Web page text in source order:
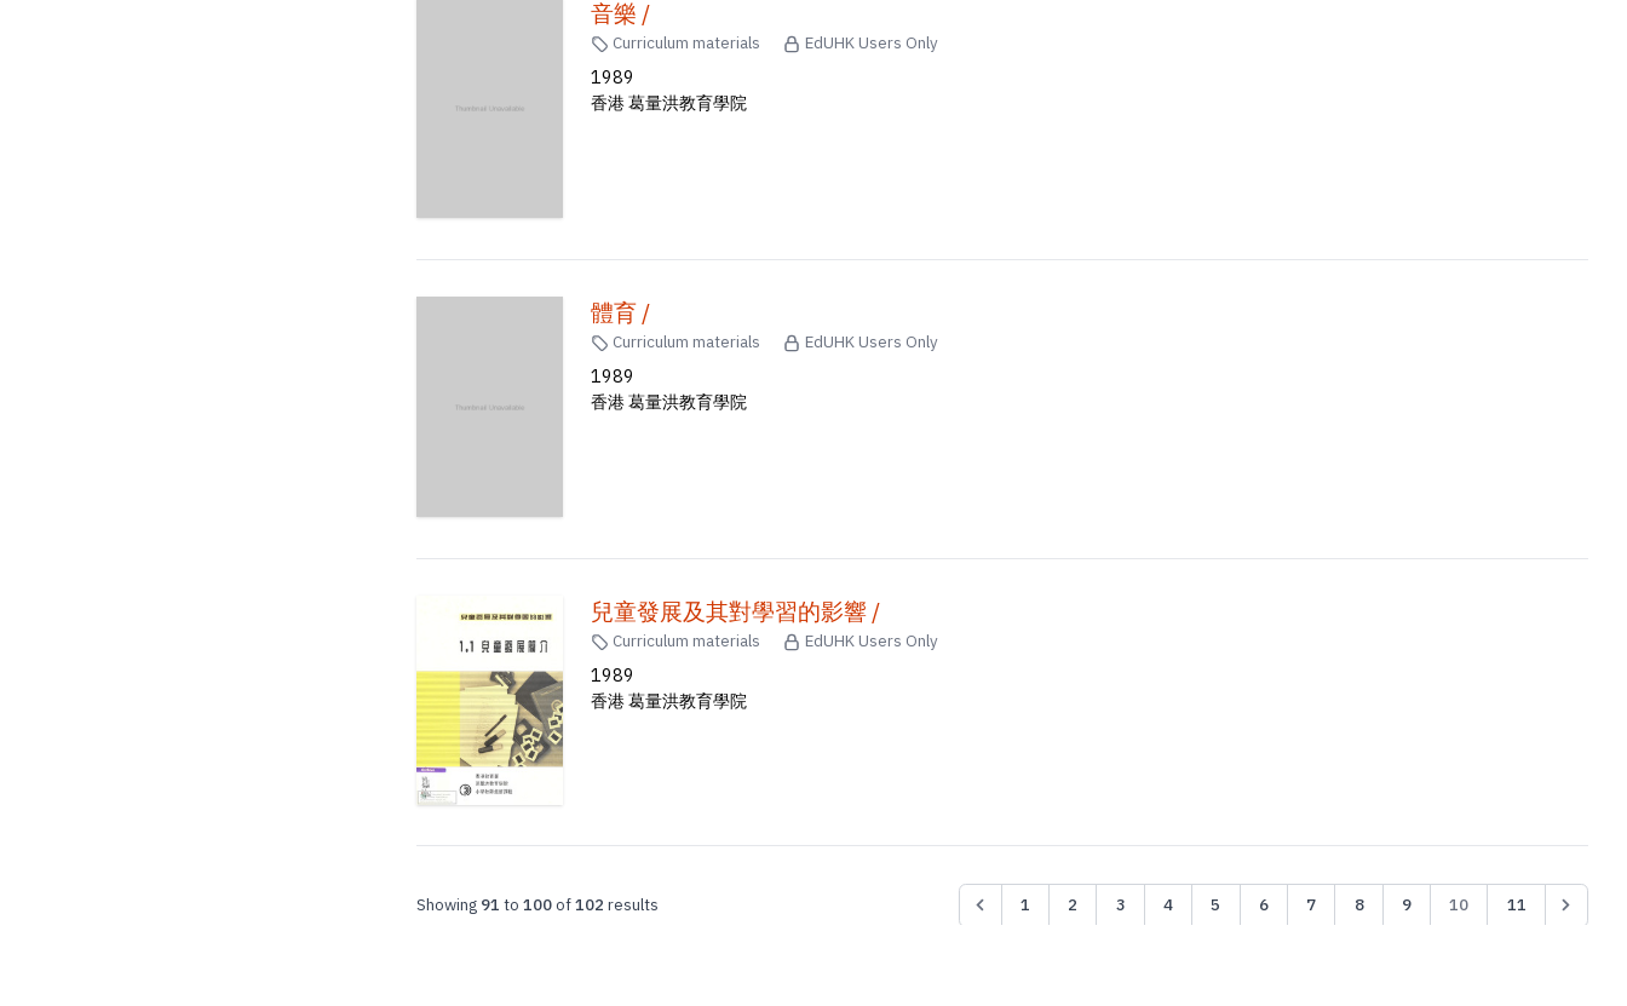
音樂 /
Curriculum materials EdUHK Users Only
1989
香港 葛量洪教育學院
體育 /
Curriculum materials EdUHK Users Only
1989
香港 葛量洪教育學院
兒童發展及其對學習的影響 /
Curriculum materials EdUHK Users Only
1989
香港 葛量洪教育學院
Showing 91 to 100of102 results 1 2 3 4 5 6 7 8 9 10 11